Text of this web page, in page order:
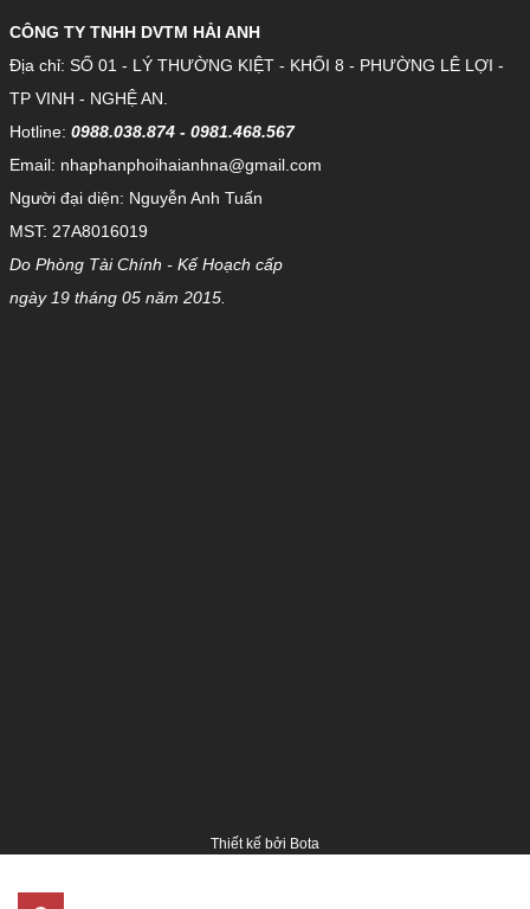
CÔNG TY TNHH DVTM HẢI ANH
Địa chỉ: SỐ 01 - LÝ THƯỜNG KIỆT - KHỐI 8 - PHƯỜNG LÊ LỢI -
TP VINH - NGHỆ AN.
Hotline: 0988.038.874 - 0981.468.567
Email: nhaphanphoihaianhna@gmail.com
Người đại diện: Nguyễn Anh Tuấn
MST: 27A8016019
Do Phòng Tài Chính - Kế Hoạch cấp
ngày 19 tháng 05 năm 2015.
Thiết kế bởi Bota